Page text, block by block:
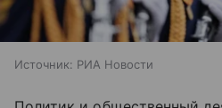
Источник: РИА Новости